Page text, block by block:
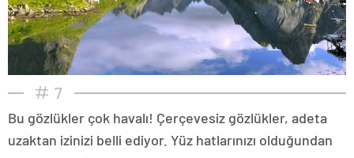
7
Bu gözlükler çok havalı! Çerçevesiz gözlükler, adeta
uzaktan izinizi belli ediyor. Yüz hatlarınızı olduğundan